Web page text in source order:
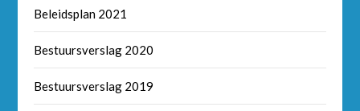
Beleidsplan 2021
Bestuursverslag 2020
Bestuursverslag 2019